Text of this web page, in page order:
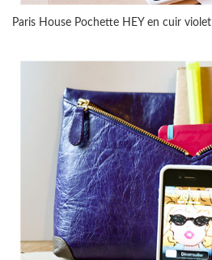
Paris House Pochette HEY en cuir violet